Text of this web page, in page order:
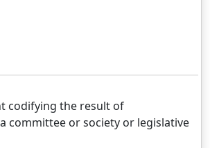
codifying the result of
committee or society or legislative